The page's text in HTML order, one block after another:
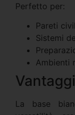
Perfetto per:
Pareti
Sistemi
Ambienti
Vantaggi
La base